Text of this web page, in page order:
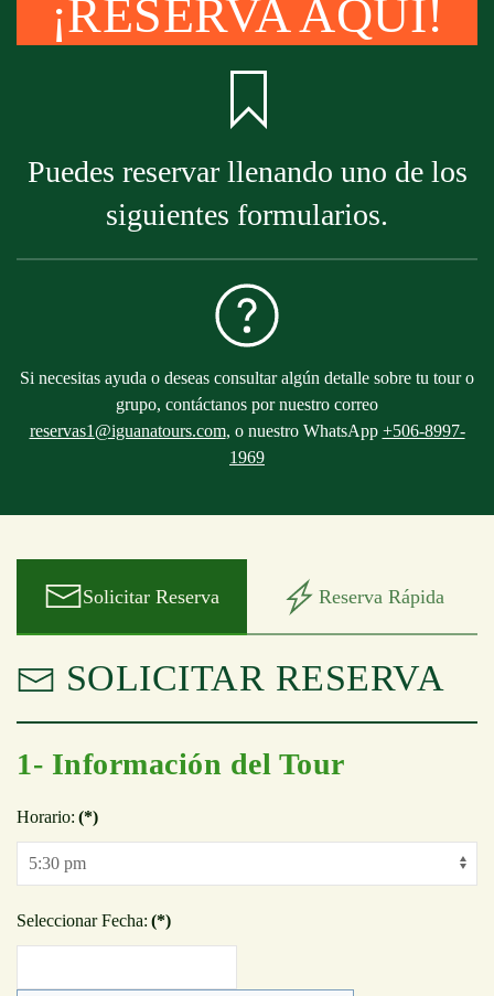
¡RESERVA AQUÍ!
Puedes reservar llenando uno de los
siguientes formularios.
Si necesitas ayuda o deseas consultar algún detalle sobre tu tour o
grupo, contáctanos por nuestro correo
reservas1@iguanatours.com, o nuestro WhatsApp +506-8997-
1969
Solicitar Reserva Reserva Rápida
SOLICITAR RESERVA
1- Información del Tour
Horario: (*)
Seleccionar Fecha: (*)